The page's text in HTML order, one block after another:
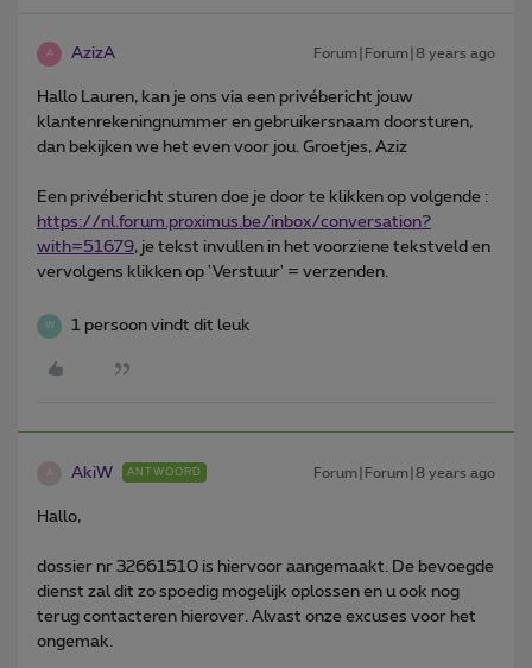
A AzizA Forum|Forum|8 years ago
Hallo Lauren, kan je ons via een privébericht jouw
klantenrekeningnummer en gebruikersnaam doorsturen,
dan bekijken we het even voor jou. Groetjes, Aziz
Een privébericht sturen doe je door te klikken op volgende :
https://nl.forum.proximus.be/inbox/conversation?
with=51679, je tekst invullen in het voorziene tekstveld en
vervolgens klikken op 'Verstuur' = verzenden.
W 1 persoon vindt dit leuk
AkiW ANTWOORD Forum|Forum|8 years ago
Hallo,
dossier nr 32661510 is hiervoor aangemaakt. De bevoegde
dienst zal dit zo spoedig mogelijk oplossen en u ook nog
terug contacteren hierover. Alvast onze excuses voor het
ongemak.